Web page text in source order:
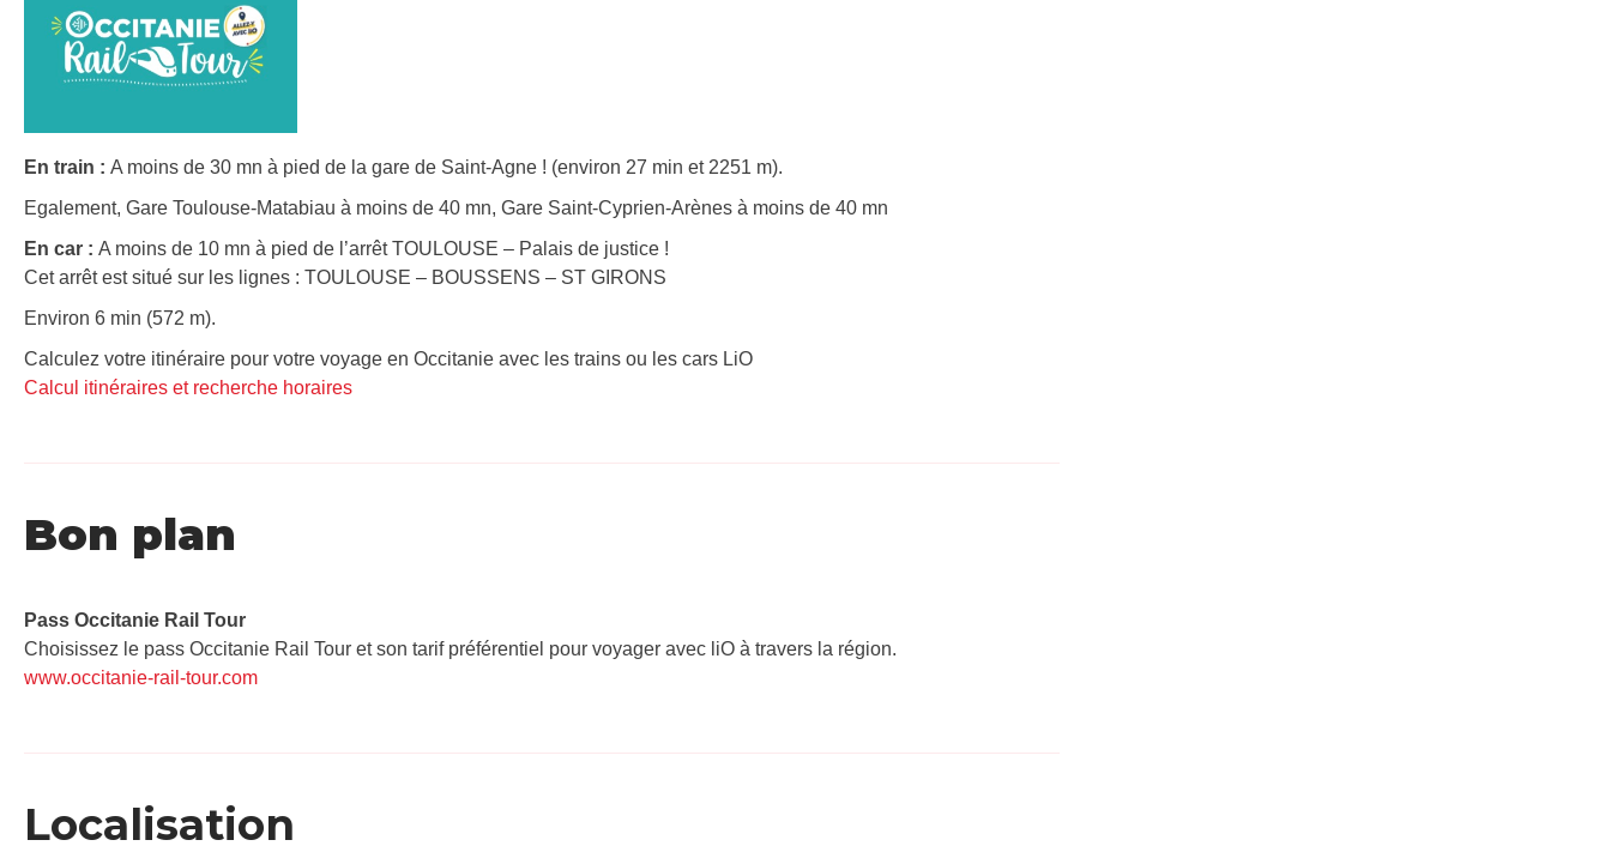
En train : A moins de 30 mn à pied de la gare de Saint-Agne ! (environ 27 min et 2251 m).
Egalement, Gare Toulouse-Matabiau à moins de 40 mn, Gare Saint-Cyprien-Arènes à moins de 40 mn
En car : A moins de 10 mn à pied de l’arrêt TOULOUSE – Palais de justice !
Cet arrêt est situé sur les lignes : TOULOUSE – BOUSSENS – ST GIRONS
Environ 6 min (572 m).
Calculez votre itinéraire pour votre voyage en Occitanie avec les trains ou les cars LiO
Calcul itinéraires et recherche horaires
Bon plan
Pass Occitanie Rail Tour​
Choisissez le pass Occitanie Rail Tour et son tarif préférentiel pour voyager avec liO à travers la région.
www.occitanie-rail-tour.com
Localisation